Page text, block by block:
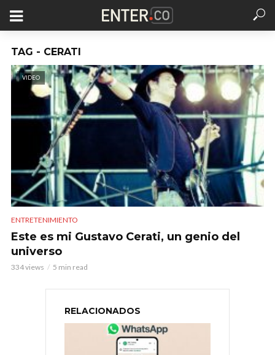
TAG - CERATI
VIDEO
ENTRETENIMIENTO
Este es mi Gustavo Cerati, un genio del
universo
334 views 5 min read
RELACIONADOS